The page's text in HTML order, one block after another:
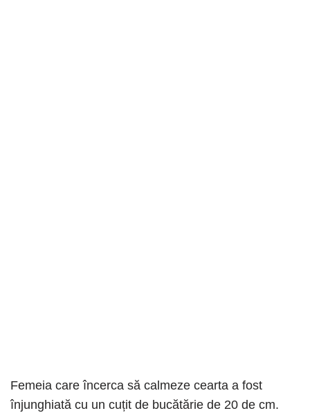
Femeia care încerca să calmeze cearta a fost
înjunghiată cu un cuțit de bucătărie de 20 de cm.